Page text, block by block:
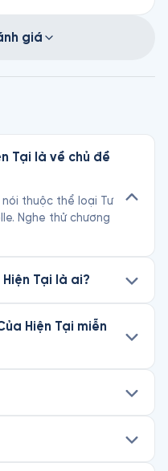
giá
Tại là về chủ đề
nói thuộc thể loại Tư
Nghe thử chương
Tại là ai?
Hiện Tại miễn